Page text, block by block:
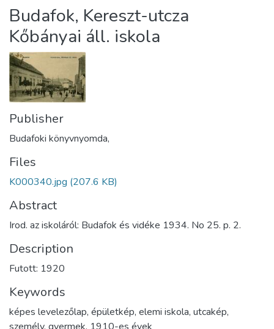
Statistics
About us
Budafok, Kereszt-utcza
Kőbányai áll. iskola
Publisher
Budafoki könyvnyomda,
Files
K000340.jpg (207.6 KB)
Abstract
Irod. az iskoláról: Budafok és vidéke 1934. No 25. p. 2.
Description
Futott: 1920
Keywords
képes levelezőlap, épületkép, elemi iskola, utcakép,